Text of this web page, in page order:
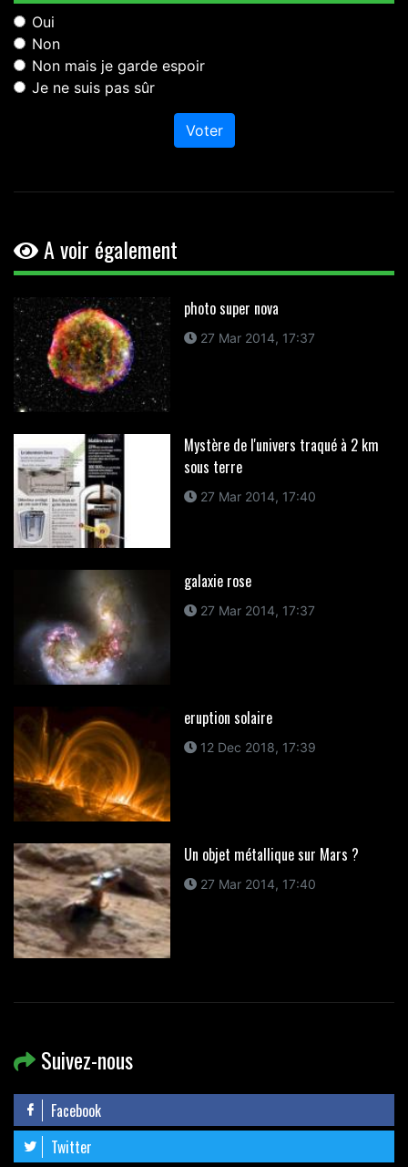
Oui
Non
Non mais je garde espoir
Je ne suis pas sûr
Voter
A voir également
photo super nova
27 Mar 2014, 17:37
Mystère de l'univers traqué à 2 km
sous terre
27 Mar 2014, 17:40
galaxie rose
27 Mar 2014, 17:37
eruption solaire
12 Dec 2018, 17:39
Un objet métallique sur Mars ?
27 Mar 2014, 17:40
Suivez-nous
Facebook
Twitter